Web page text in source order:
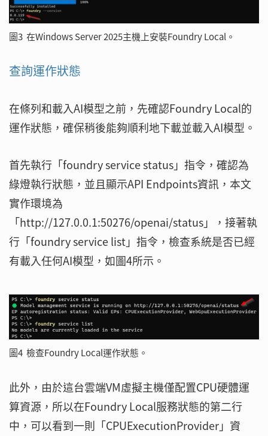
圖3 在Windows Server 2025主機上安裝Foundry Local。
查詢運作狀態
在條列和載入AI模型之前，先確認Foundry Local的
運作狀態，確保稍後能夠順利地下載並載入AI模型。
首先執行「foundry service status」指令，確認為
綠燈執行狀態，並且顯示API Endpoints資訊，本文
實作環境為
「http://127.0.0.1:50276/openai/status」，接著執
行「foundry service list」指令，檢查系統是否已經
有載入任何AI模型，如圖4所示。
圖4 檢查Foundry Local運作狀態。
此外，由於這台雲端VM虛擬主機僅配置CPU硬體運
算資源，所以在Foundry Local服務狀態的第二行
中，可以看到一則「CPUExecutionProvider」資